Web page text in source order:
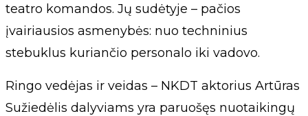
teatro komandos. Jų sudėtyje – pačios
įvairiausios asmenybės: nuo techninius
stebuklus kuriančio personalo iki vadovo.
Ringo vedėjas ir veidas – NKDT aktorius Artūras
Sužiedėlis dalyviams yra paruošęs nuotaikingų